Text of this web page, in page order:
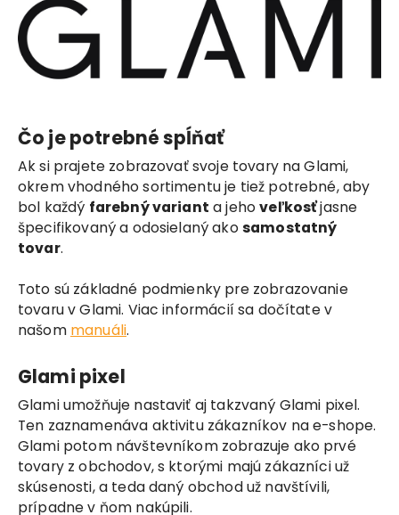
Čo je potrebné spĺňať
Ak si prajete zobrazovať svoje tovary na Glami,
okrem vhodného sortimentu je tiež potrebné, aby
bol každý farebný variant a jehoveľkosťjasne
špecifikovaný a odosielaný akosamostatný
tovar.
Toto sú základné podmienky pre zobrazovanie
tovaru v Glami. Viac informácií sa dočítate v
našom manuáli.
Glami pixel
Glami umožňuje nastaviť aj takzvaný Glami pixel.
Ten zaznamenáva aktivitu zákazníkov na e-shope.
Glami potom návštevníkom zobrazuje ako prvé
tovary z obchodov, s ktorými majú zákazníci už
skúsenosti, a teda daný obchod už navštívili,
prípadne v ňom nakúpili.